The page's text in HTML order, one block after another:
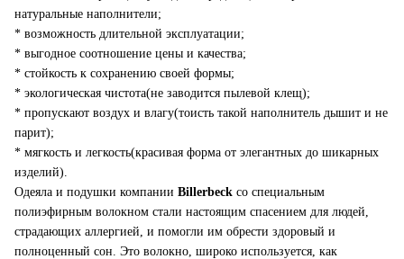
натуральные наполнители;
* возможность длительной эксплуатации;
* выгодное соотношение цены и качества;
* стойкость к сохранению своей формы;
* экологическая чистота(не заводится пылевой клещ);
* пропускают воздух и влагу(тоисть такой наполнитель дышит и не
парит);
* мягкость и легкость(красивая форма от элегантных до шикарных
изделий).
Одеяла и подушки компании Billerbeck со специальным
полиэфирным волокном стали настоящим спасением для людей,
страдающих аллергией, и помогли им обрести здоровый и
полноценный сон. Это волокно, широко используется, как